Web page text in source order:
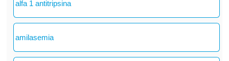
alfa 1 antitripsina
amilasemia